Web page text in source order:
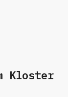
Kloster